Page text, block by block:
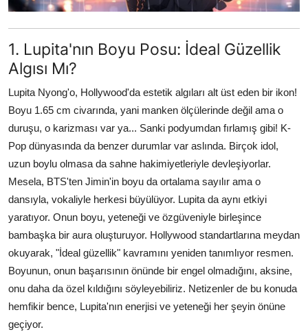
1. Lupita'nın Boyu Posu: İdeal Güzellik
Algısı Mı?
Lupita Nyong'o, Hollywood'da estetik algıları alt üst eden bir ikon!
Boyu 1.65 cm civarında, yani manken ölçülerinde değil ama o
duruşu, o karizması var ya... Sanki podyumdan fırlamış gibi! K-
Pop dünyasında da benzer durumlar var aslında. Birçok idol,
uzun boylu olmasa da sahne hakimiyetleriyle devleşiyorlar.
Mesela, BTS'ten Jimin'in boyu da ortalama sayılır ama o
dansıyla, vokaliyle herkesi büyülüyor. Lupita da aynı etkiyi
yaratıyor. Onun boyu, yeteneği ve özgüveniyle birleşince
bambaşka bir aura oluşturuyor. Hollywood standartlarına meydan
okuyarak, "İdeal güzellik" kavramını yeniden tanımlıyor resmen.
Boyunun, onun başarısının önünde bir engel olmadığını, aksine,
onu daha da özel kıldığını söyleyebiliriz. Netizenler de bu konuda
hemfikir bence, Lupita'nın enerjisi ve yeteneği her şeyin önüne
geçiyor.